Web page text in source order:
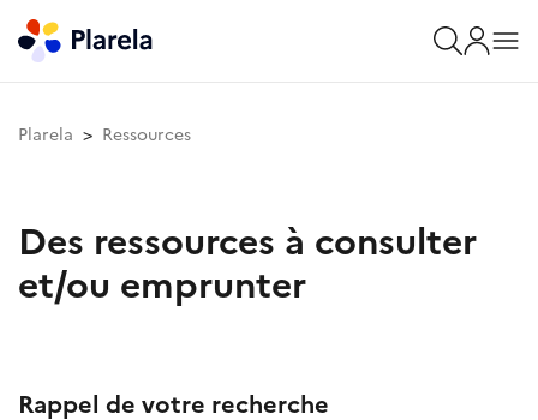
Plarela Ressources
Des ressources à consulter
et/ou emprunter
Rappel de votre recherche